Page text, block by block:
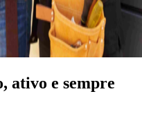
ativo e sempre